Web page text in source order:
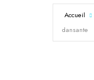
Accueil
dansante